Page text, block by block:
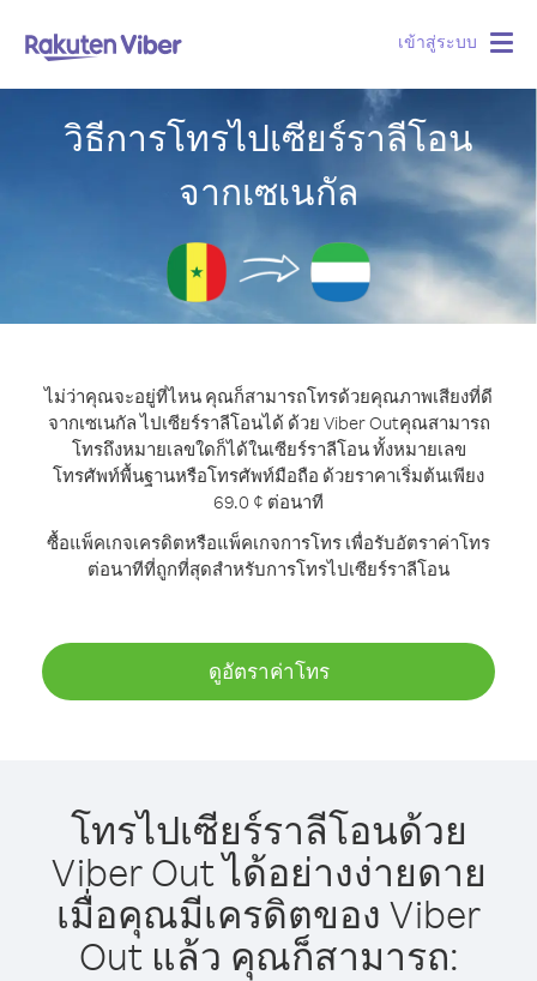
เข้าสู่ระบบ
วิธีการโทรไปเซียร์ราลีโอน
จากเซเนกัล
ไม่ว่าคุณจะอยู่ที่ไหน คุณก็สามารถโทรด้วยคุณภาพเสียงที่ดี
จากเซเนกัล ไปเซียร์ราลีโอนได้ ด้วย Viber Outคุณสามารถ
โทรถึงหมายเลขใดก็ได้ในเซียร์ราลีโอน ทั้งหมายเลข
โทรศัพท์พื้นฐานหรือโทรศัพท์มือถือ ด้วยราคาเริ่มต้นเพียง
69.0 ¢ ต่อนาที
ซื้อแพ็คเกจเครดิตหรือแพ็คเกจการโทร เพื่อรับอัตราค่าโทร
ต่อนาทีที่ถูกที่สุดสำหรับการโทรไปเซียร์ราลีโอน
ดูอัตราค่าโทร
โทรไปเซียร์ราลีโอนด้วย
Viber Out ได้อย่างง่ายดาย
เมื่อคุณมีเครดิตของ Viber
Out แล้ว คุณก็สามารถ: